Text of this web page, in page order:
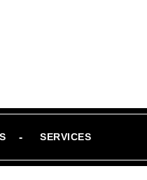
SERVICES